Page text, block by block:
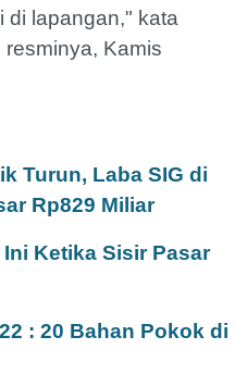
di lapangan," kata
Kamis
Turun, Laba SIG di
Rp829 Miliar
Ketika Sisir Pasar
: 20 Bahan Pokok di